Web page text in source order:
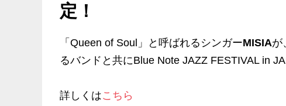
定！
「Queen of Soul」と呼ばれるシンガーMISIAが
るバンドと共にBlue Note JAZZ FESTIVAL in
詳しくはこちら